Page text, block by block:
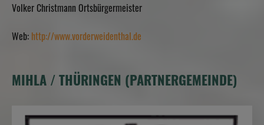
Volker Christmann Ortsbürgermeister
Web: http://www.vorderweidenthal.de
MIHLA / THÜRINGEN (PARTNERGEMEINDE)